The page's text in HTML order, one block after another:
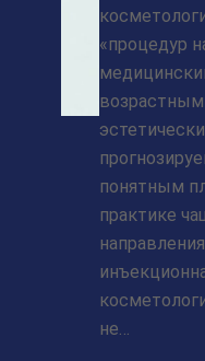
«процедур
понятным
практике
не…